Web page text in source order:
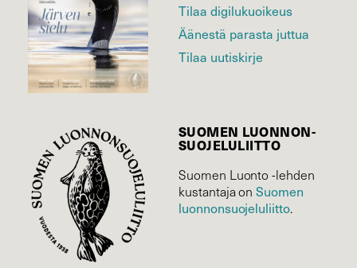
Tilaa digilukuoikeus
Äänestä parasta juttua
Tilaa uutiskirje
SUOMEN LUONNON­
SUOJELU­LIITTO
Suomen Luonto -lehden
kustantaja onSuomen
luonnonsuojelu­liitto.